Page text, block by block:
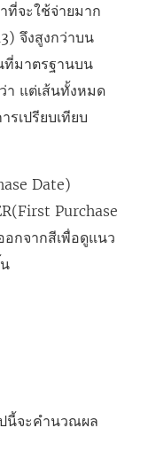
ที่จะใช้จ่ายมาก
จึงสูงกว่าบน
มาตรฐานบน
า แต่เส้นทั้งหมด
รเปรียบเทียบ
Date)
Purchase
กจากสีเพื่อดูแนว
นี้จะคำนวณผล